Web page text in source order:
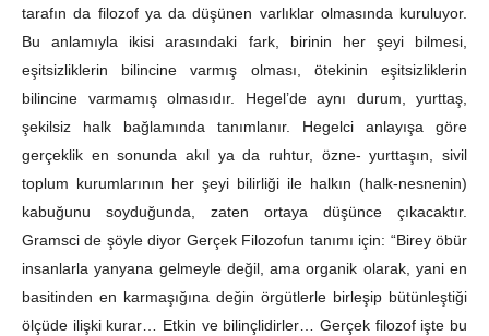
tarafın da filozof ya da düşünen varlıklar olmasında kuruluyor.
Bu anlamıyla ikisi arasındaki fark, birinin her şeyi bilmesi,
eşitsizliklerin bilincine varmış olması, ötekinin eşitsizliklerin
bilincine varmamış olmasıdır. Hegel’de aynı durum, yurttaş,
şekilsiz halk bağlamında tanımlanır. Hegelci anlayışa göre
gerçeklik en sonunda akıl ya da ruhtur, özne- yurttaşın, sivil
toplum kurumlarının her şeyi bilirliği ile halkın (halk-nesnenin)
kabuğunu soyduğunda, zaten ortaya düşünce çıkacaktır.
Gramsci de şöyle diyor Gerçek Filozofun tanımı için: “Birey öbür
insanlarla yanyana gelmeyle değil, ama organik olarak, yani en
basitinden en karmaşığına değin örgütlerle birleşip bütünleştiği
ölçüde ilişki kurar… Etkin ve bilinçlidirler… Gerçek filozof işte bu